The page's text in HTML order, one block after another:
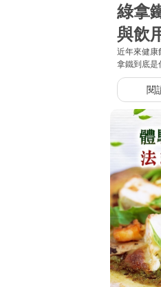
綠拿
與飲
近年來健康
拿鐵到底是
閱